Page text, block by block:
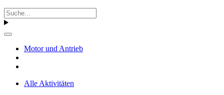
Motor und Antrieb
Alle Aktivitäten